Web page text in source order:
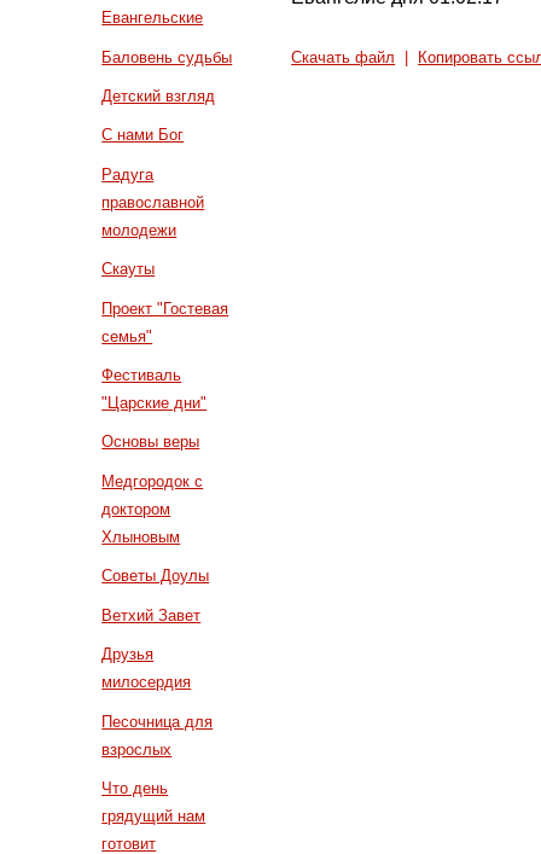
Евангельские
Баловень судьбы
Детский взгляд
С нами Бог
Радуга
православной
молодежи
Скауты
Проект "Гостевая
семья"
Фестиваль
"Царские дни"
Основы веры
Медгородок с
доктором
Хлыновым
Советы Доулы
Ветхий Завет
Друзья
милосердия
Песочница для
взрослых
Что день
грядущий нам
готовит
Скачать файл Копировать